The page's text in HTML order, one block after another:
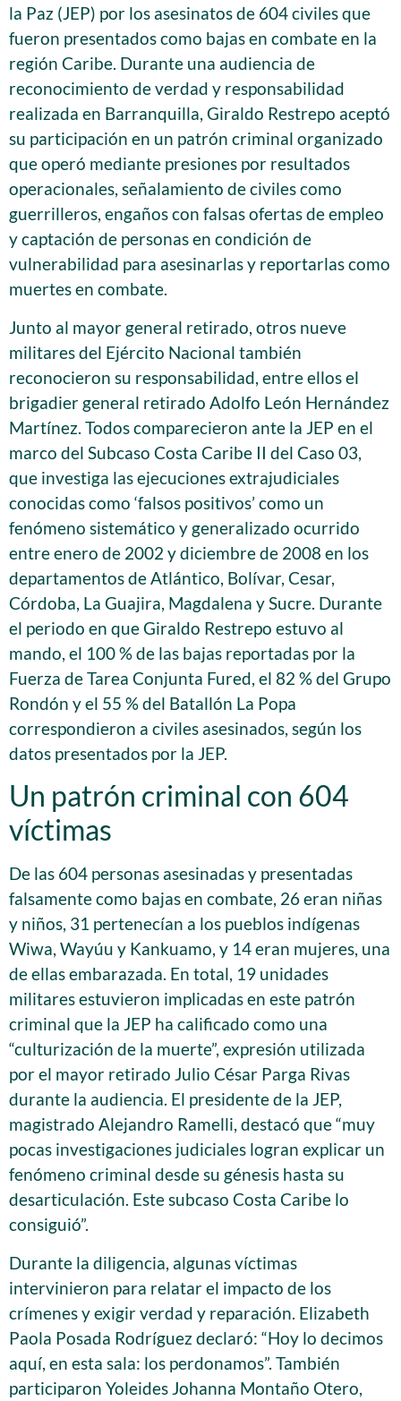
la Paz (JEP) por los asesinatos de 604 civiles que
fueron presentados como bajas en combate en la
región Caribe. Durante una audiencia de
reconocimiento de verdad y responsabilidad
realizada en Barranquilla, Giraldo Restrepo aceptó
su participación en un patrón criminal organizado
que operó mediante presiones por resultados
operacionales, señalamiento de civiles como
guerrilleros, engaños con falsas ofertas de empleo
y captación de personas en condición de
vulnerabilidad para asesinarlas y reportarlas como
muertes en combate.
Junto al mayor general retirado, otros nueve
militares del Ejército Nacional también
reconocieron su responsabilidad, entre ellos el
brigadier general retirado Adolfo León Hernández
Martínez. Todos comparecieron ante la JEP en el
marco del Subcaso Costa Caribe II del Caso 03,
que investiga las ejecuciones extrajudiciales
conocidas como ‘falsos positivos’ como un
fenómeno sistemático y generalizado ocurrido
entre enero de 2002 y diciembre de 2008 en los
departamentos de Atlántico, Bolívar, Cesar,
Córdoba, La Guajira, Magdalena y Sucre. Durante
el periodo en que Giraldo Restrepo estuvo al
mando, el 100 % de las bajas reportadas por la
Fuerza de Tarea Conjunta Fured, el 82 % del Grupo
Rondón y el 55 % del Batallón La Popa
correspondieron a civiles asesinados, según los
datos presentados por la JEP.
Un patrón criminal con 604
víctimas
De las 604 personas asesinadas y presentadas
falsamente como bajas en combate, 26 eran niñas
y niños, 31 pertenecían a los pueblos indígenas
Wiwa, Wayúu y Kankuamo, y 14 eran mujeres, una
de ellas embarazada. En total, 19 unidades
militares estuvieron implicadas en este patrón
criminal que la JEP ha calificado como una
“culturización de la muerte”, expresión utilizada
por el mayor retirado Julio César Parga Rivas
durante la audiencia. El presidente de la JEP,
magistrado Alejandro Ramelli, destacó que “muy
pocas investigaciones judiciales logran explicar un
fenómeno criminal desde su génesis hasta su
desarticulación. Este subcaso Costa Caribe lo
consiguió”.
Durante la diligencia, algunas víctimas
intervinieron para relatar el impacto de los
crímenes y exigir verdad y reparación. Elizabeth
Paola Posada Rodríguez declaró: “Hoy lo decimos
aquí, en esta sala: los perdonamos”. También
participaron Yoleides Johanna Montaño Otero,